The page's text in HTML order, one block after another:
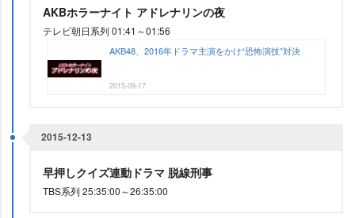
AKBホラーナイト アドレナリンの夜
テレビ朝日系列 01:41～01:56
AKB48、2016年ドラマ主演をかけ“恐怖演技”対決
2015-09-17
2015-12-13
早押しクイズ連動ドラマ 脱線刑事
TBS系列 25:35:00～26:35:00